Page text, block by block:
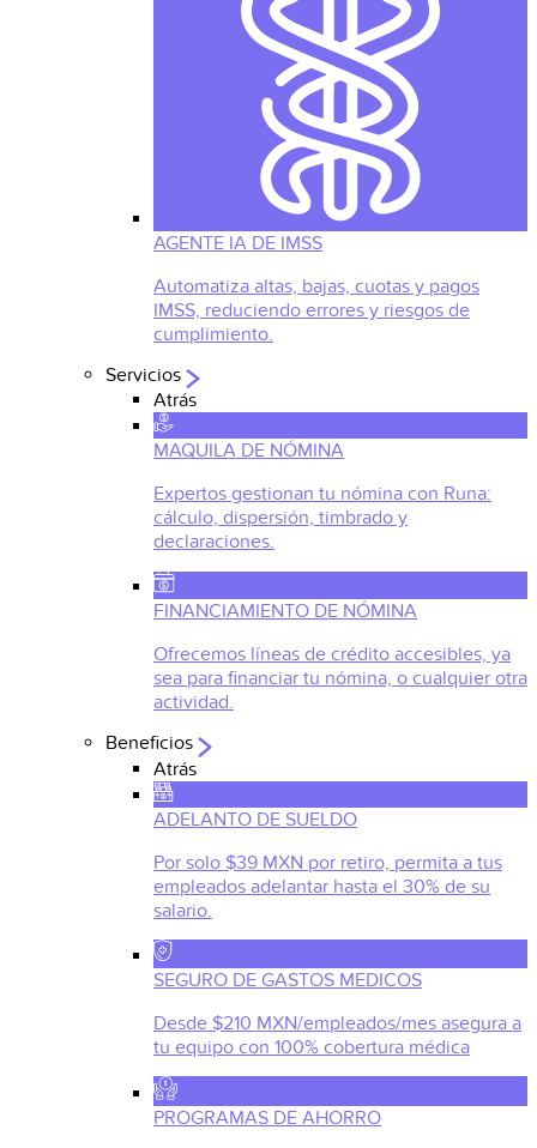
AGENTE IA DE IMSS
Automatiza altas, bajas, cuotas y pagos
IMSS, reduciendo errores y riesgos de
cumplimiento.
Servicios
Atrás
MAQUILA DE NÓMINA
Expertos gestionan tu nómina con Runa:
cálculo, dispersión, timbrado y
declaraciones.
FINANCIAMIENTO DE NÓMINA
Ofrecemos líneas de crédito accesibles, ya
sea para financiar tu nómina, o cualquier otra
actividad.
Beneficios
Atrás
ADELANTO DE SUELDO
Por solo $39 MXN por retiro, permita a tus
empleados adelantar hasta el 30% de su
salario.
SEGURO DE GASTOS MEDICOS
Desde $210 MXN/empleados/mes asegura a
tu equipo con 100% cobertura médica
PROGRAMAS DE AHORRO